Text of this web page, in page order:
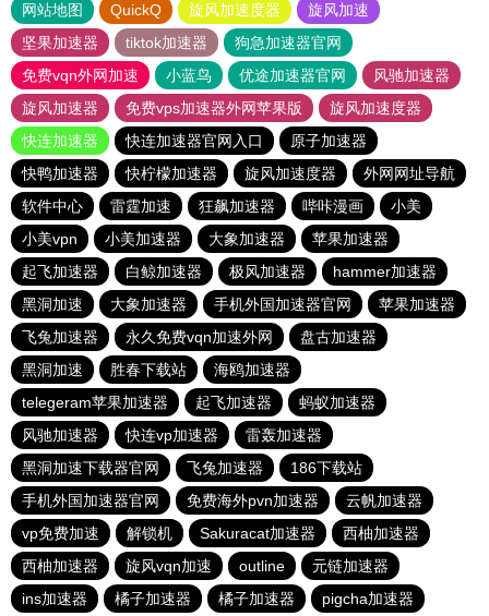
网站地图 QuickQ 旋风加速度器
旋风加速
坚果加速器
tiktok加速器
狗急加速器官网
免费vqn外网加速
小蓝鸟 优途加速器官网
风驰加速器
旋风加速器
免费vps加速器外网苹果版
旋风加速度器
快连加速器
快连加速器官网入口
原子加速器
快鸭加速器
快柠檬加速器 旋风加速度器
外网网址导航
软件中心
雷霆加速 狂飙加速器 哔咔漫画
小美
小美vpn
小美加速器 大象加速器
苹果加速器
起飞加速器
白鲸加速器 极风加速器
hammer加速器
黑洞加速
大象加速器 手机外国加速器官网
苹果加速器
飞兔加速器
永久免费vqn加速外网
盘古加速器
黑洞加速
胜春下载站
海鸥加速器
telegeram苹果加速器
起飞加速器
蚂蚁加速器
风驰加速器
快连vp加速器
雷轰加速器
黑洞加速下载器官网
飞兔加速器
186下载站
手机外国加速器官网
免费海外pvn加速器
云帆加速器
vp免费加速
解锁机 Sakuracat加速器
西柚加速器
西柚加速器
旋风vqn加速 outline
元链加速器
ins加速器
橘子加速器 橘子加速器 pigcha加速器